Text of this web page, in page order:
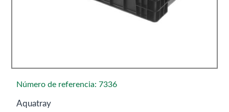
Número de referencia: 7336
Aquatray